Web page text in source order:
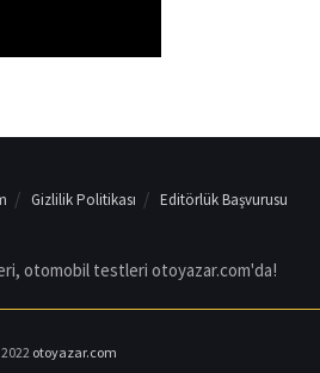
Gizlilik Politikası Editörlük Başvurusu
otomobil testleri otoyazar.com'da!
otoyazar.com